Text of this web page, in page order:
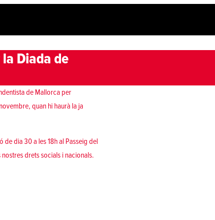
Diada de
de Mallorca per
quan hi haurà la ja
dia 30 a les 18h al Passeig del
drets socials i nacionals.